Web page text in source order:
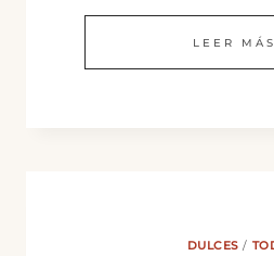
LEER MÁS
DULCES /